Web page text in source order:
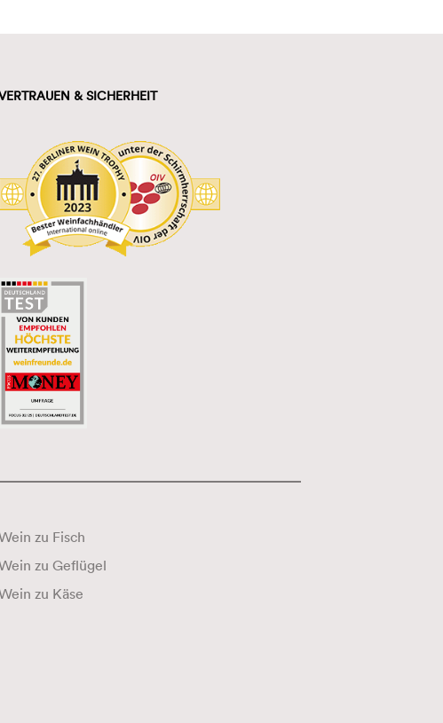
& SICHERHEIT
zu Fisch
Wein zu Geflügel
zu Käse